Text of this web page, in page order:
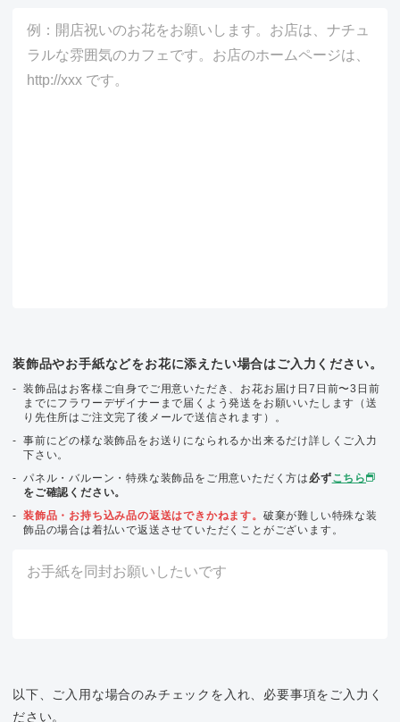
装飾品やお手紙などをお花に添えたい場合はご入力ください。
装飾品はお客様ご自身でご用意いただき、お花お届け日7日前〜3日前
までにフラワーデザイナーまで届くよう発送をお願いいたします（送
り先住所はご注文完了後メールで送信されます）。
事前にどの様な装飾品をお送りになられるか出来るだけ詳しくご入力
下さい。
パネル・バルーン・特殊な装飾品をご用意いただく方は 必ずこちら
をご確認ください。
装飾品・お持ち込み品の返送はできかねます。 破棄が難しい特殊な装
飾品の場合は着払いで返送させていただくことがございます。
以下、ご入用な場合のみチェックを入れ、必要事項をご入力く
ださい。